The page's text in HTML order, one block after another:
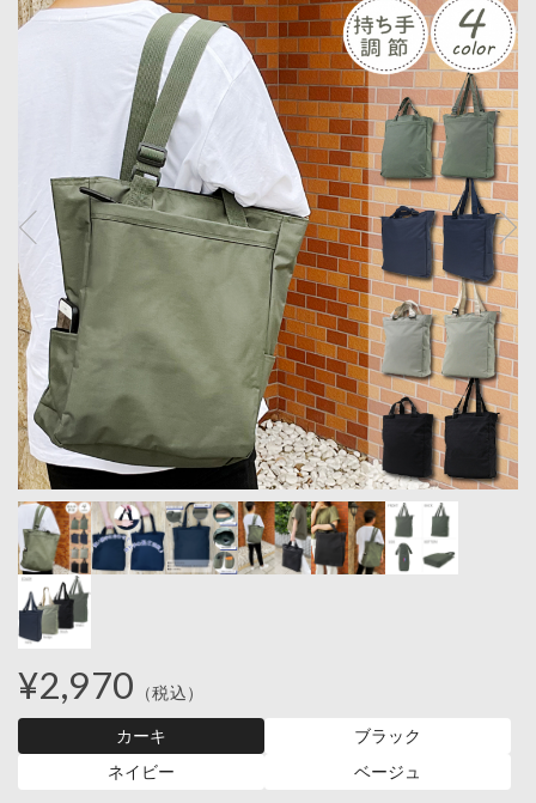
¥2,970 （税込）
カーキ
ブラック
ネイビー
ベージュ